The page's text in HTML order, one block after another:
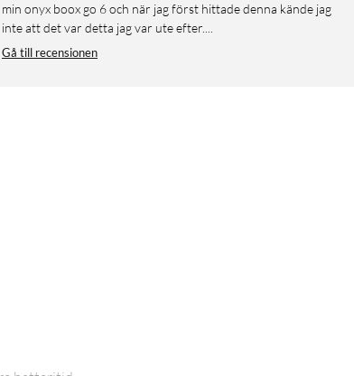
min onyx boox go 6 och när jag först hittade denna kände jag
inte att det var detta jag var ute efter....
Gå till recensionen